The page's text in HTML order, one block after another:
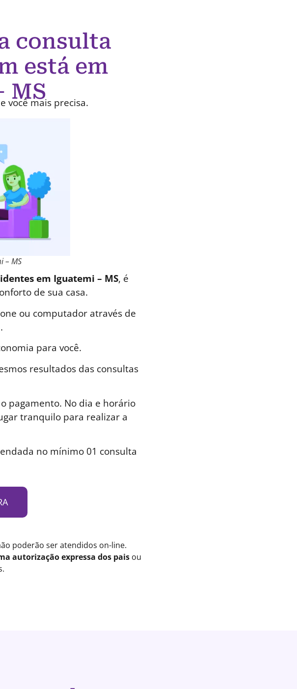
consulta
está em
MS
você mais precisa.
– MS
em Iguatemi – MS, é
de sua casa.
ou computador através de
para você.
resultados das consultas
pagamento. No dia e horário
tranquilo para realizar a
no mínimo 01 consulta
poderão ser atendidos on-line.
autorização expressa dos paisou